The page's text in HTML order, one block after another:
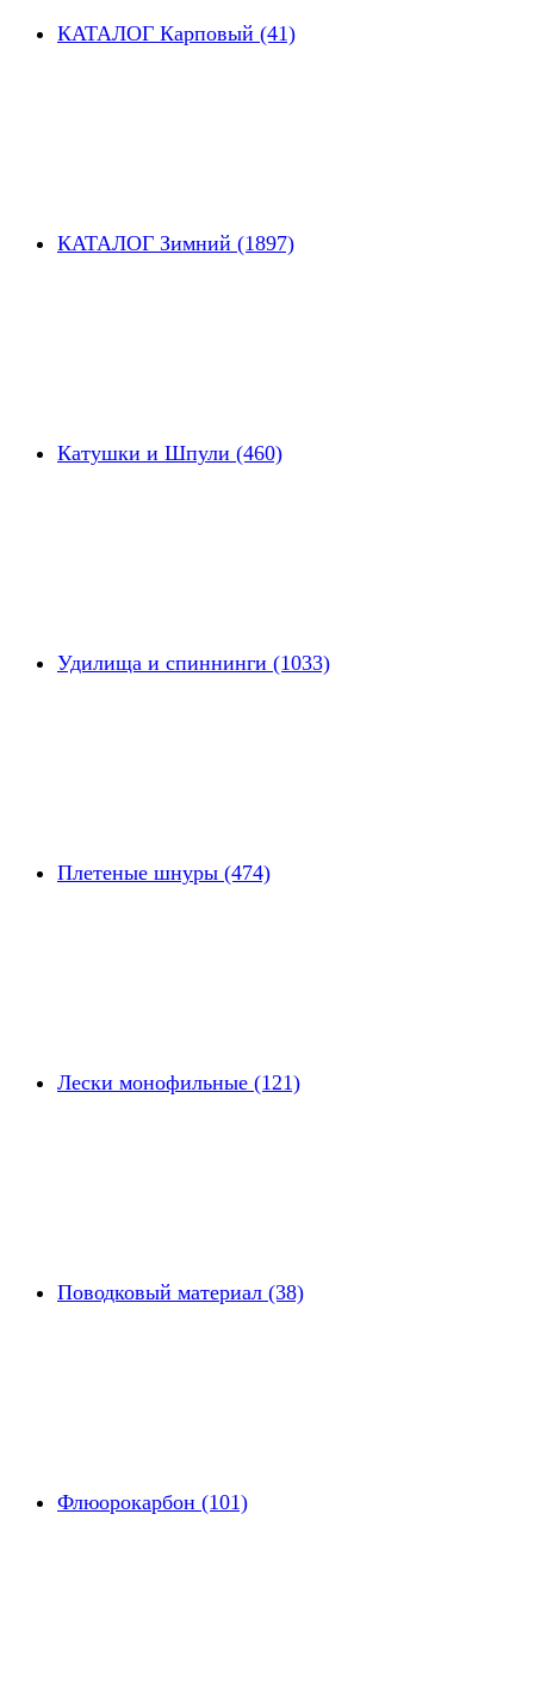
КАТАЛОГ Карповый (41)
КАТАЛОГ Зимний (1897)
Катушки и Шпули (460)
Удилища и спиннинги (1033)
Плетеные шнуры (474)
Лески монофильные (121)
Поводковый материал (38)
Флюорокарбон (101)